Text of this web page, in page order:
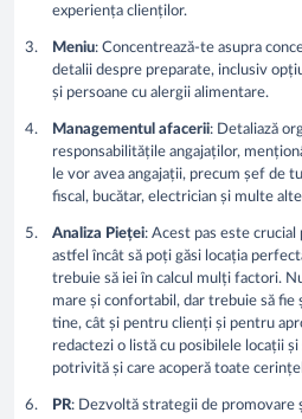
experiența clienților.
Meniu: Concentrează-te asupra
detalii despre preparate, inclusiv
și persoane cu alergii alimentare.
Managementul afacerii: Detaliază
responsabilitățile angajaților,
le vor avea angajații, precum șef de
fiscal, bucătar, electrician și multe
Analiza Pieței: Acest pas este
astfel încât să poți găsi locația
trebuie să iei în calcul mulți factori.
mare și confortabil, dar trebuie să fie
tine, cât și pentru clienți și pentru
redactezi o listă cu posibilele locații și
potrivită și care acoperă toate
PR: Dezvoltă strategii de promovare